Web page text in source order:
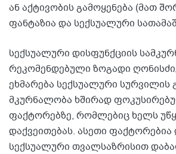
ან აქტივობის გამოყენება (მათ
ფანტაზია და სექსუალური
სექსუალური დისფუნქციის
რეკომენდებული ზოგადი
ეხმარება სექსუალური სურვილის
მკურნალობა ხშირად
ფაქტორებზე, რომლებიც ხელს
დაქვეითებას. ასეთი ფაქტორებია
სექსუალური თვალსაზრისით